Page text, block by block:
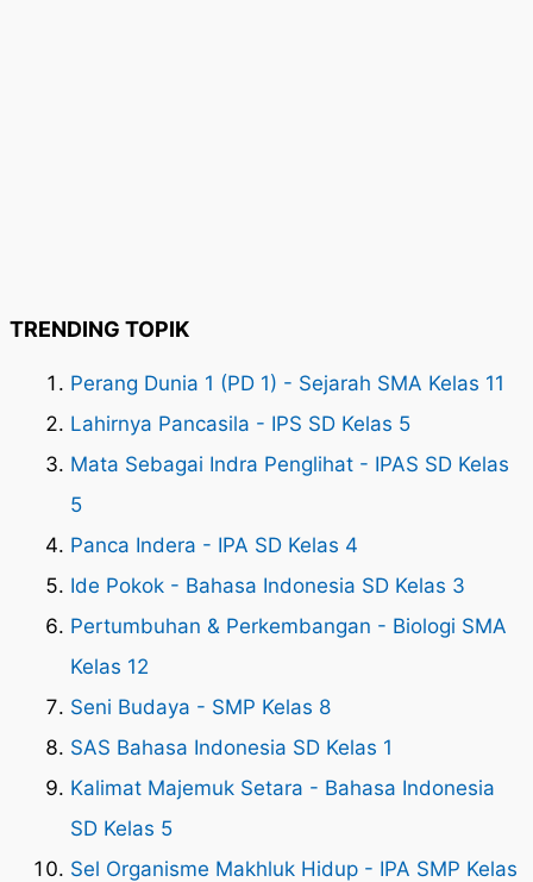
TRENDING TOPIK
Perang Dunia 1 (PD 1) - Sejarah SMA Kelas 11
Lahirnya Pancasila - IPS SD Kelas 5
Mata Sebagai Indra Penglihat - IPAS SD Kelas
5
Panca Indera - IPA SD Kelas 4
Ide Pokok - Bahasa Indonesia SD Kelas 3
Pertumbuhan & Perkembangan - Biologi SMA
Kelas 12
Seni Budaya - SMP Kelas 8
SAS Bahasa Indonesia SD Kelas 1
Kalimat Majemuk Setara - Bahasa Indonesia
SD Kelas 5
Sel Organisme Makhluk Hidup - IPA SMP Kelas